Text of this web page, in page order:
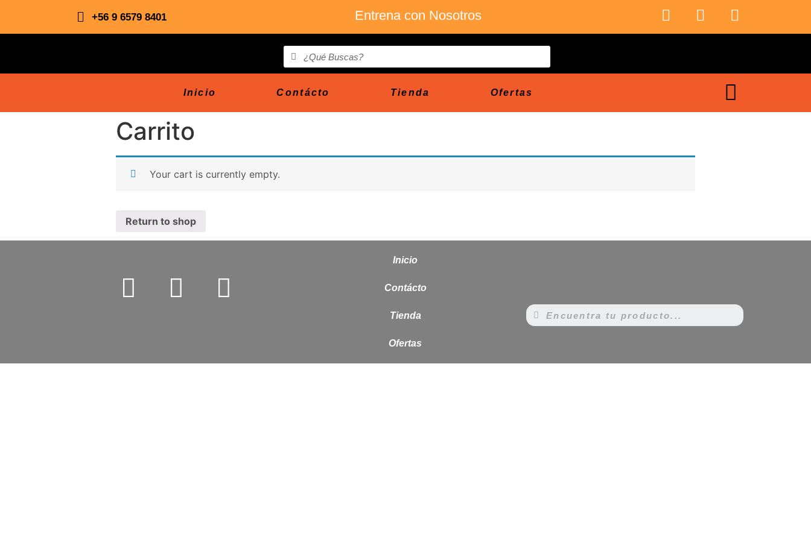
+56 9 6579 8401 Entrena con Nosotros
Inicio Contácto Tienda Ofertas
Carrito
Your cart is currently empty.
Return to shop
Inicio
Contácto
Tienda
Ofertas